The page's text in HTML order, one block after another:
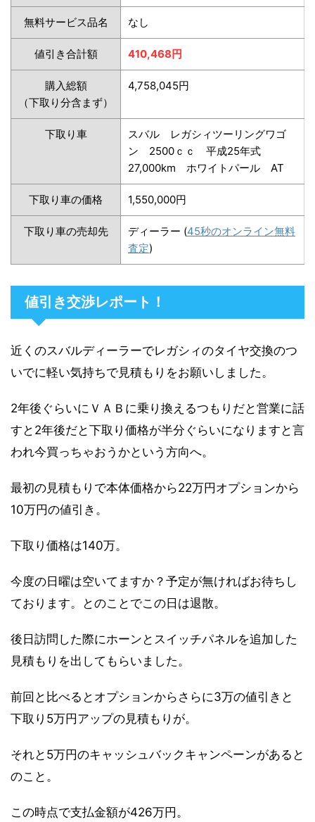
無料サービス品名 なし
値引き合計額 410,468円
購入総額
（下取り分含まず）
4,758,045円
下取り車
スバル レガシィツーリングワゴ
ン 2500ｃｃ 平成25年式
27,000km ホワイトパール AT
下取り車の価格 1,550,000円
下取り車の売却先 ディーラー (45秒のオンライン無料
査定)
値引き交渉レポート！
近くのスバルディーラーでレガシィのタイヤ交換のつ
いでに軽い気持ちで見積もりをお願いしました。
2年後ぐらいにＶＡＢに乗り換えるつもりだと営業に話
すと2年後だと下取り価格が半分ぐらいになりますと言
われ今買っちゃおうかという方向へ。
最初の見積もりで本体価格から22万円オプションから
10万円の値引き。
下取り価格は140万。
今度の日曜は空いてますか？予定が無ければお待ちし
ております。とのことでこの日は退散。
後日訪問した際にホーンとスイッチパネルを追加した
見積もりを出してもらいました。
前回と比べるとオプションからさらに3万の値引きと
下取り5万円アップの見積もりが。
それと5万円のキャッシュバックキャンペーンがあると
のこと。
この時点で支払金額が426万円。